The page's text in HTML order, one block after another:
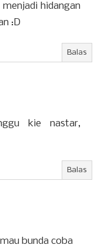
hidangan
:D
Balas
kie nastar,
Balas
bunda coba